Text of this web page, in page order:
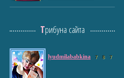
Трибуна сайта
lyudmilababkina 7 8 7